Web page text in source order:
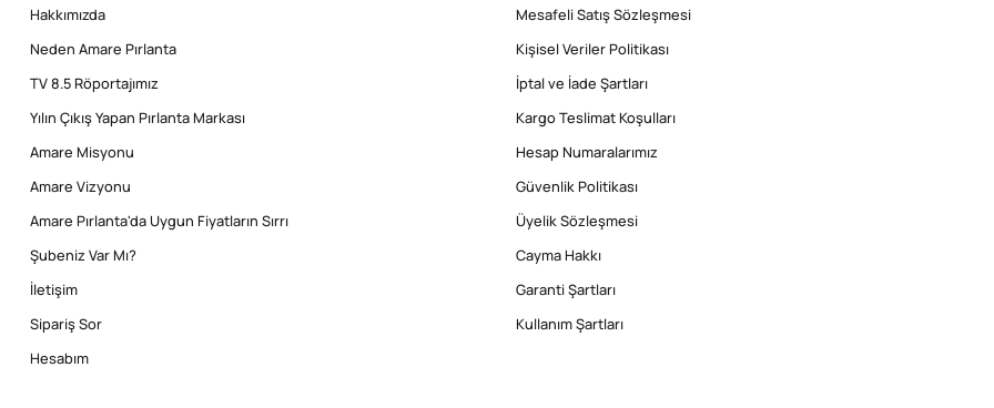
Hakkımızda
Neden Amare Pırlanta
TV 8.5 Röportajımız
Yılın Çıkış Yapan Pırlanta Markası
Amare Misyonu
Amare Vizyonu
Amare Pırlanta'da Uygun Fiyatların Sırrı
Şubeniz Var Mı?
İletişim
Sipariş Sor
Hesabım
Mesafeli Satış Sözleşmesi
Kişisel Veriler Politikası
İptal ve İade Şartları
Kargo Teslimat Koşulları
Hesap Numaralarımız
Güvenlik Politikası
Üyelik Sözleşmesi
Cayma Hakkı
Garanti Şartları
Kullanım Şartları